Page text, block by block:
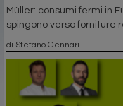
Müller: consumi fermi in
spingono verso forniture
di Stefano Gennari